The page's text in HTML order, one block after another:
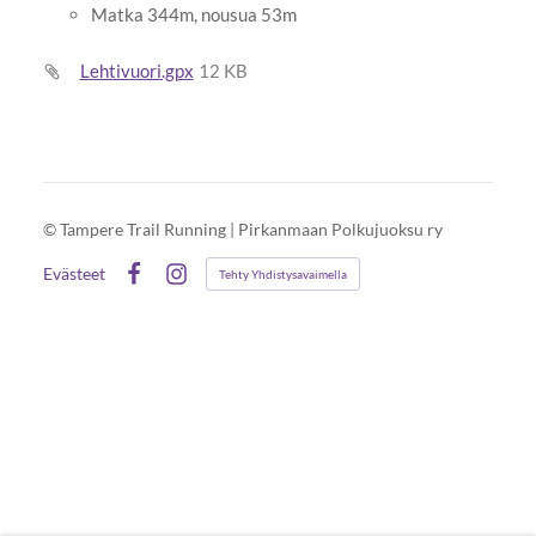
Matka 344m, nousua 53m
Lehtivuori.gpx 12 KB
©Tampere Trail Running | Pirkanmaan Polkujuoksu ry
Evästeet
Instagram
Tehty Yhdistysavaimella